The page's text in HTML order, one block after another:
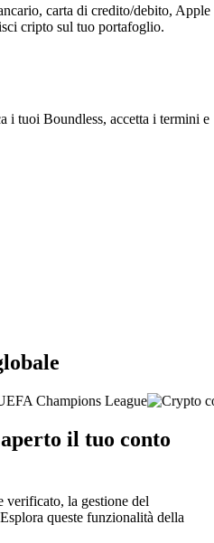
carta di credito/debito, Apple
cripto sul tuo portafoglio.
i tuoi Boundless, accetta i termini e
il tuo conto
verificato, la gestione del
queste funzionalità della